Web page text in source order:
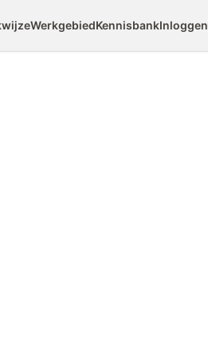
WerkgebiedKennisbankInloggen